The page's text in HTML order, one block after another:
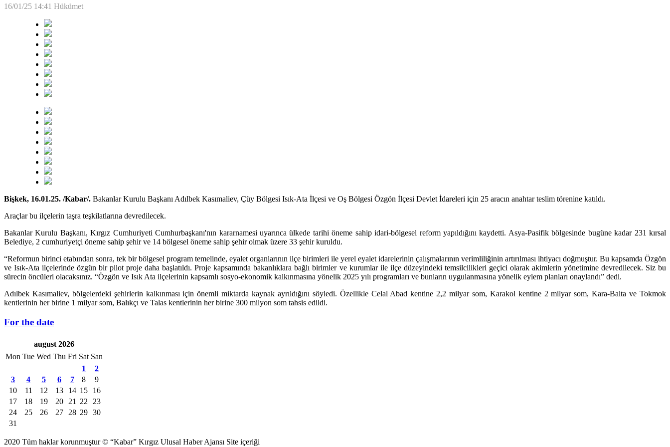
16/01/25 14:41 Hükümet
Bişkek, 16.01.25. /Kabar/. Bakanlar Kurulu Başkanı Adılbek Kasımaliev, Çüy Bölgesi Isık-Ata İlçesi ve Oş Bölgesi Özgön İlçesi Devlet İdareleri için 25 aracın anahtar teslim törenine katıldı.
Araçlar bu ilçelerin taşra teşkilatlarına devredilecek.
Bakanlar Kurulu Başkanı, Kırgız Cumhuriyeti Cumhurbaşkanı'nın kararnamesi uyarınca ülkede tarihi öneme sahip idari-bölgesel reform yapıldığını kaydetti. Asya-Pasifik bölgesinde bugüne kadar 231 kırsal
Belediye, 2 cumhuriyetçi öneme sahip şehir ve 14 bölgesel öneme sahip şehir olmak üzere 33 şehir kuruldu.
“Reformun birinci etabından sonra, tek bir bölgesel program temelinde, eyalet organlarının ilçe birimleri ile yerel eyalet idarelerinin çalışmalarının verimliliğinin artırılması ihtiyacı doğmuştur. Bu kapsamda Özgön
ve Isık-Ata ilçelerinde özgün bir pilot proje daha başlatıldı. Proje kapsamında bakanlıklara bağlı birimler ve kurumlar ile ilçe düzeyindeki temsilcilikleri geçici olarak akimlerin yönetimine devredilecek. Siz bu
sürecin öncüleri olacaksınız. “Özgön ve Isık Ata ilçelerinin kapsamlı sosyo-ekonomik kalkınmasına yönelik 2025 yılı programları ve bunların uygulanmasına yönelik eylem planları onaylandı” dedi.
Adılbek Kasımaliev, bölgelerdeki şehirlerin kalkınması için önemli miktarda kaynak ayrıldığını söyledi. Özellikle Celal Abad kentine 2,2 milyar som, Karakol kentine 2 milyar som, Kara-Balta ve Tokmok
kentlerinin her birine 1 milyar som, Balıkçı ve Talas kentlerinin her birine 300 milyon som tahsis edildi.
For the date
august 2026
Mon Tue Wed Thu Fri Sat San
1
2
3
4 5 6 7 8
9
10
11 12 13 14 15
16
17
18 19 20 21 22
23
24
25 26 27 28 29 30
31
2020 Tüm haklar korunmuştur © “Kabar” Kırgız Ulusal Haber Ajansı Site içeriği